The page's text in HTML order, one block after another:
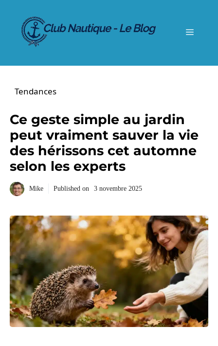
contenu
Menu
Tendances
Ce geste simple au jardin
peut vraiment sauver la vie
des hérissons cet automne
selon les experts
Mike Published on 3 novembre 2025